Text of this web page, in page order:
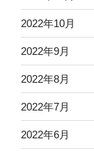
2022年10月
2022年9月
2022年8月
2022年7月
2022年6月